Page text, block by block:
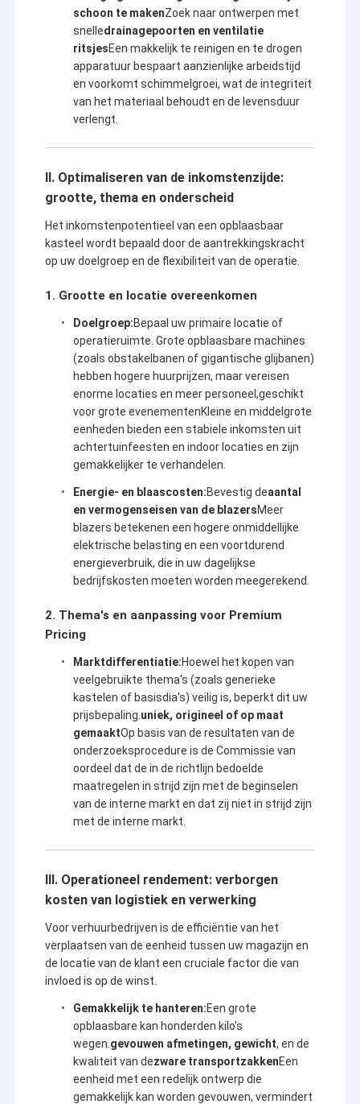
Thuis
Over Ons
Fabriekstour
Kwaliteitscontrole
Neem contact met ons op
Gevallen
Vraag een offerte
opblaasbare kastelen
Opblaasbare Dia's
Opblaasbare waterslippen
Opblaasbare obstakels
Opblaasbare spelen
Opblaasbare tenten
Opblaasbaar drijvend water speelgoed
Opblaasbare waterhindernissen
Opblaasbare waterkastelen
opblaasbaar waterpark
Zachte Speelplaats
Bounce Castle Glijbaan
Rocking Kids Rides
schoon te makenZoek naar ontwerpen met
snelledrainagepoorten en ventilatie
ritsjesEen makkelijk te reinigen en te drogen
apparatuur bespaart aanzienlijke arbeidstijd
en voorkomt schimmelgroei, wat de integriteit
van het materiaal behoudt en de levensduur
verlengt.
II. Optimaliseren van de inkomstenzijde:
grootte, thema en onderscheid
Het inkomstenpotentieel van een opblaasbaar
kasteel wordt bepaald door de aantrekkingskracht
op uw doelgroep en de flexibiliteit van de operatie.
1. Grootte en locatie overeenkomen
Doelgroep:Bepaal uw primaire locatie of
operatieruimte. Grote opblaasbare machines
(zoals obstakelbanen of gigantische glijbanen)
hebben hogere huurprijzen, maar vereisen
enorme locaties en meer personeel,geschikt
voor grote evenementenKleine en middelgrote
eenheden bieden een stabiele inkomsten uit
achtertuinfeesten en indoor locaties en zijn
gemakkelijker te verhandelen.
Energie- en blaascosten:Bevestig deaantal
en vermogenseisen van de blazersMeer
blazers betekenen een hogere onmiddellijke
elektrische belasting en een voortdurend
energieverbruik, die in uw dagelijkse
bedrijfskosten moeten worden meegerekend.
2. Thema's en aanpassing voor Premium
Pricing
Marktdifferentiatie:Hoewel het kopen van
veelgebruikte thema's (zoals generieke
kastelen of basisdia's) veilig is, beperkt dit uw
prijsbepaling. uniek, origineel of op maat
gemaaktOp basis van de resultaten van de
onderzoeksprocedure is de Commissie van
oordeel dat de in de richtlijn bedoelde
maatregelen in strijd zijn met de beginselen
van de interne markt en dat zij niet in strijd zijn
met de interne markt.
III. Operationeel rendement: verborgen
kosten van logistiek en verwerking
Voor verhuurbedrijven is de efficiëntie van het
verplaatsen van de eenheid tussen uw magazijn en
de locatie van de klant een cruciale factor die van
invloed is op de winst.
Gemakkelijk te hanteren:Een grote
opblaasbare kan honderden kilo's
wegen. gevouwen afmetingen, gewicht, en de
kwaliteit van dezware transportzakkenEen
eenheid met een redelijk ontwerp die
gemakkelijk kan worden gevouwen, vermindert
Guangzhou Kule Amusement Equipment Co.,
is een toonaangevende handelsmerk geregistreerde
fabrikant in Guangzhou, China, met bijna een decennium van
diepe betrokkenheid bij de dynamische opblaasbare
industrie.000 m2 fabriek beschikt over een grootschalige en
rationele lay-outHet bedrijf combineert R&D, productie en
verkoop met de beste opblaasbare speelgoedontwerpers die
producten met levendige vitaliteit schenken door creatieve
vindingrijkheid.Samen met hoogopgeleide naaiers die
professionaliteit tonen bij elk steken en ervaren afdichtende
productDoor de kernwaarden van "integriteit, service, kwaliteit
en win-win" te handhaven, blijft Kule premium producten en
diensten voor klanten ontwikkelen en leveren.
Kule's opblaasbare producten zijn zeer divers:
- Opblaasbare kastelen creëren een dromerige
- Spannende opblaasbare glijbanen en waterglijbanen bieden
spannende ervaringen (de laatste is perfect om af te koelen in
- Opblaasbare hindernisbanen wekken uitdagende geesten op,
terwijl leuke spelletjes vreugde toevoegen aan gelukkige
momenten.
- Praktische opblaasbare tenten zijn ideaal voor vrije tijd in de
open lucht, en opvallende opblaasbare bogen vergroten de
plechtigheid van het evenement.
- Drijvend speelgoed laat mensen genieten van de golven,
aangevuld met spannende waterparken en zachte speeltuinen.
Elk product belichaamt Kule's toewijding en expertise.
opblaasbare producten die strikt gebruik maken van
hoogwaardige materialen, allemaal gecertificeerd door CE,
branddichte, koudebestendige,en drukproeven vóór levering om
perfect ontwerp en een geavanceerd geautomatiseerd
snijsysteem worden materialen nauwkeurig gesneden om
ervoor te zorgen dat elk product een perfecte vorm heeft, zowel
in gladde lijnen als in de totale verhouding.een kunstwerk lijkt.
Kule'sEen professioneel ontwerpteam, getalenteerd en
gepassioneerd, kan elk opblaasbaar product aanpassen aan uw
behoeften, budget, locatie-specificaties of speciale
Kule zorgt ervoor dat:
- Vinnige levering om uw tijdlijn zonder vertraging te bereiken.
- betaalbare prijzen om te kunnen genieten van kwalitatief
hoogwaardige producten zonder extra kosten.
- Uitgebreide after-sales service: hun team lost alle problemen
tijdens het gebruik snel op, zodat u gemoedsrust heeft.